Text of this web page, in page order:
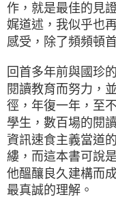
作，就是最佳的見
娓道述，我似乎也
感受，除了頻頻頓
回首多年前與國珍
閱讀教育而努力，
徑，年復一年，至
學生，數百場的閱
資訊速食主義當道
縷，而這本書可說
他醞釀良久建構而
最真誠的理解。